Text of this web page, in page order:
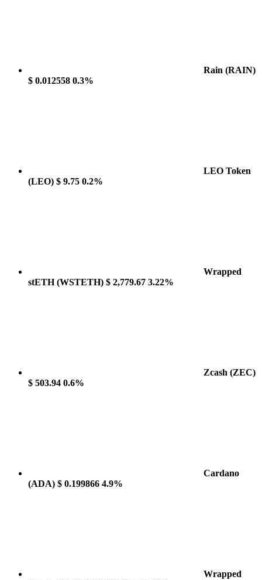
Rain (RAIN)
$ 0.012558 0.3%
LEO Token
(LEO) $ 9.75 0.2%
Wrapped
stETH(WSTETH) $ 2,779.67 3.22%
Zcash (ZEC)
$ 503.94 0.6%
Cardano
(ADA) $ 0.199866 4.9%
Wrapped